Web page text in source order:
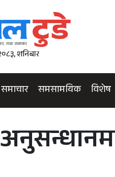
शनिबार
समाचार समसामयिक विशेष